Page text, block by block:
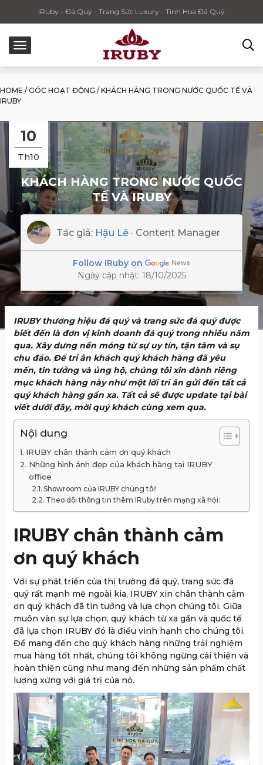
IRuby - Đá Quý - Trang Sức Luxury - Tinh Hoa Đá Quý
HOME / GÓC HOẠT ĐỘNG / KHÁCH HÀNG TRONG NƯỚC QUỐC TẾ VÀ
IRUBY
10
Th10
KHÁCH HÀNG TRONG NƯỚC QUỐC
TẾ VÀ IRUBY
Tác giả: Hậu Lê · Content Manager
Follow IRuby on
Ngày cập nhật: 18/10/2025
IRUBY thương hiệu đá quý và trang sức đá quý được
biết đến là đơn vị kinh doanh đá quý trong nhiều năm
qua. Xây dưng nền móng từ sự uy tín, tận tâm và sụ
chu đáo. Để tri ân khách quý khách hàng đã yêu
mến, tin tưởng và ủng hộ, chúng tôi xin dành riêng
mục khách hàng này như một lời tri ân gửi đến tất cả
quý khách hàng gần xa. Tất cả sẽ được update tại bài
viết dưới đây, mời quý khách cùng xem qua.
Nội dung
IRUBY chân thành cảm ơn quý khách
Những hình ảnh đẹp của khách hàng tại IRUBY
office
Showroom của IRUBY chúng tôi!
Theo dõi thông tin thêm IRuby trên mạng xã hội:
IRUBY chân thành cảm
ơn quý khách
Với sự phát triển của thị trường đá quý, trang sức đá
quý rất mạnh mẽ ngoài kia, IRUBY xin chân thành cảm
ơn quý khách đã tin tưởng và lựa chọn chúng tôi. Giữa
muôn vàn sự lựa chọn, quý khách từ xa gần và quốc tế
đã lựa chọn IRUBY đó là điều vinh hạnh cho chúng tôi.
Để mang đến cho quý khách hàng những trải nghiệm
mua hàng tốt nhất, chúng tôi không ngừng cải thiện và
hoàn thiện cũng như mang đến những sản phẩm chất
lượng xứng với giá trị của nó.